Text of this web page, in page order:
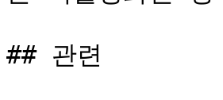
## 관련